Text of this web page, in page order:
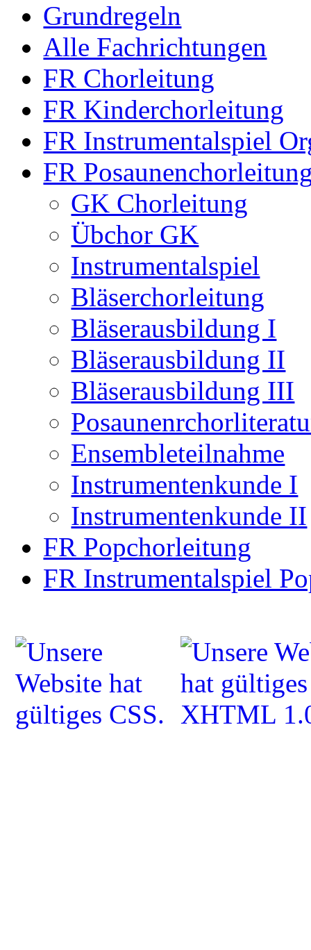
Grundregeln
Alle Fachrichtungen
FR Chorleitung
FR Kinderchorleitung
FR Instrumentalspiel
FR
GK Chorleitung
Übchor GK
Instrumentalspiel
Bläserchorleitung
Bläserausbildung I
Bläserausbildung II
Bläserausbildung III
Ensembleteilnahme
Instrumentenkunde I
Instrumentenkunde II
FR Popchorleitung
FR Instrumentalspiel